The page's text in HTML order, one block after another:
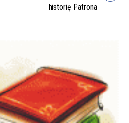
historię Patrona
rok
szkolny
do
zakupienia